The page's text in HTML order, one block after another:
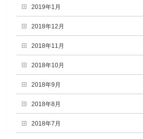
2019年1月
2018年12月
2018年11月
2018年10月
2018年9月
2018年8月
2018年7月